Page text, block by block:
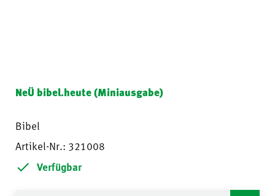
NeÜ bibel.heute (Miniausgabe)
Bibel
Artikel-Nr.: 321008
Verfügbar